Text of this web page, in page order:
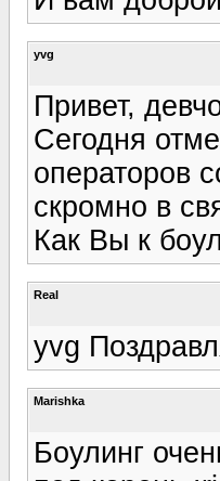
yvg
Привет,
Сегодня
операторов
скромно в
Как Вы к
Real
yvg
Marishka
Боулинг